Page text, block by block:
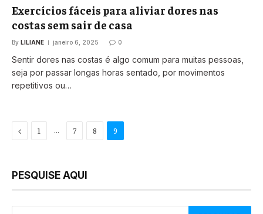
Exercícios fáceis para aliviar dores nas
costas sem sair de casa
By LILIANE janeiro 6, 2025 0
Sentir dores nas costas é algo comum para muitas pessoas,
seja por passar longas horas sentado, por movimentos
repetitivos ou…
Previous
1 … 7 8 9
PESQUISE AQUI